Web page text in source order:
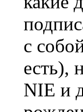
с
есть),
NIE и